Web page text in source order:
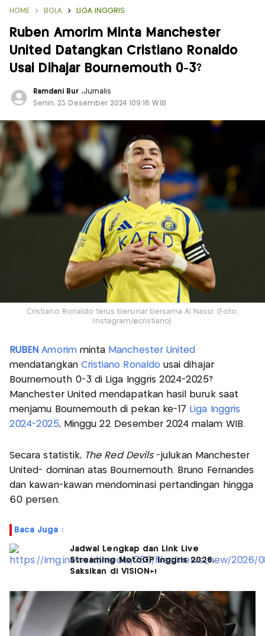
HOME BOLA LIGA INGGRIS
Ruben Amorim Minta Manchester
United Datangkan Cristiano Ronaldo
Usai Dihajar Bournemouth 0-3?
Ramdani Bur ,Jurnalis
Senin, 23 Desember 2024 |09:16 WIB
Cristiano Ronaldo terus bersinar bersama Al Nassr. (Foto:
Instagram/@cristiano)
RUBEN Amorim minta Manchester United
mendatangkan Cristiano Ronaldo usai dihajar
Bournemouth 0-3 di Liga Inggris 2024-2025?
Manchester United mendapatkan hasil buruk saat
menjamu Bournemouth di pekan ke-17 Liga Inggris
2024-2025, Minggu 22 Desember 2024 malam WIB.
Secara statistik, The Red Devils-julukan Manchester
United- dominan atas Bournemouth. Bruno Fernandes
dan kawan-kawan mendominasi pertandingan hingga
60 persen.
Baca Juga :
Jadwal Lengkap dan Link Live
Streaming MotoGP Inggris 2026,
Saksikan di VISION+!